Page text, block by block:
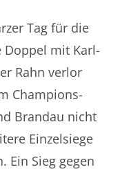
Tag für die
Doppel mit Karl-
Rahn verlor
Champions-
Brandau nicht
Einzelsiege
Ein Sieg gegen